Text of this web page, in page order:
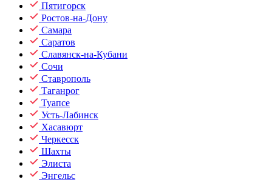
Пятигорск
Ростов-на-Дону
Самара
Саратов
Славянск-на-Кубани
Сочи
Ставрополь
Таганрог
Туапсе
Усть-Лабинск
Хасавюрт
Черкесск
Шахты
Элиста
Энгельс